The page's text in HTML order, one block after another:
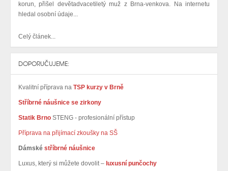
korun, přišel devětadvacetiletý muž z Brna-venkova. Na internetu
hledal osobní údaje...
Celý článek...
DOPORUČUJEME:
Kvalitní příprava na TSP kurzy v Brně
Stříbrné náušnice se zirkony
Statik Brno STENG - profesionální přístup
Příprava na přijímací zkoušky na SŠ
Dámské stříbrné náušnice
Luxus, který si můžete dovolit – luxusní punčochy